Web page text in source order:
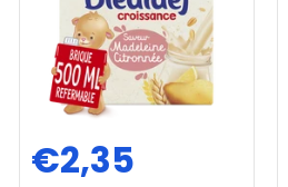
€2,35